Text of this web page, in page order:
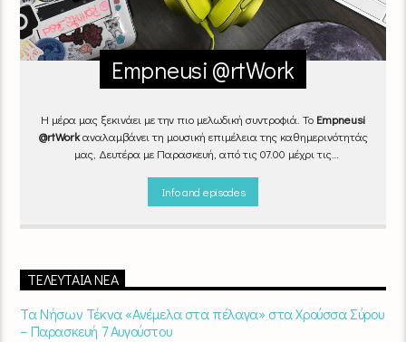
Empneusi @rtWork
Η μέρα μας ξεκινάει με την πιο μελωδική συντροφιά. Το Empneusi
@rtWorkαναλαμβάνει τη μουσική επιμέλεια της καθημερινότητάς
μας, Δευτέρα με Παρασκευή, από τις 07.00 μέχρι τις
εναλλάσσονται αρμονικά, θυμίζοντάς μας πως δουλειά και
Καθημερινά(Δευτέρα-Παρασκευή)
Info and episodes
ΤΕΛΕΥΤΑΊΑ ΝΈΑ
Τα Νήσων Τέκνα «Ανέμελα στα πέλαγα» στα Χρούσσα Σύρου
– Παρασκευή 7 Αυγούστου